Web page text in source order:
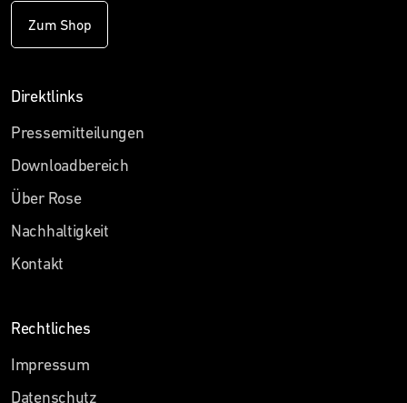
Zum Shop
Direktlinks
Pressemitteilungen
Downloadbereich
Über Rose
Nachhaltigkeit
Kontakt
Rechtliches
Impressum
Datenschutz